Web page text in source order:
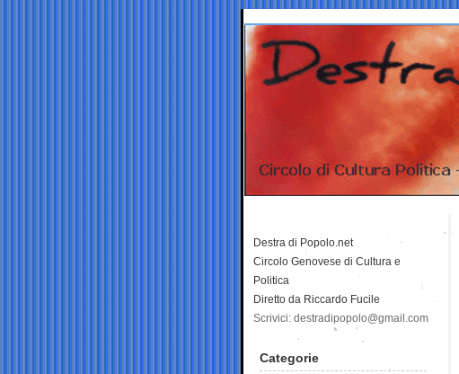
Destra di Popolo.net
Circolo Genovese di Cultura e
Politica
Diretto da Riccardo Fucile
Scrivici: destradipopolo@gmail.com
Categorie